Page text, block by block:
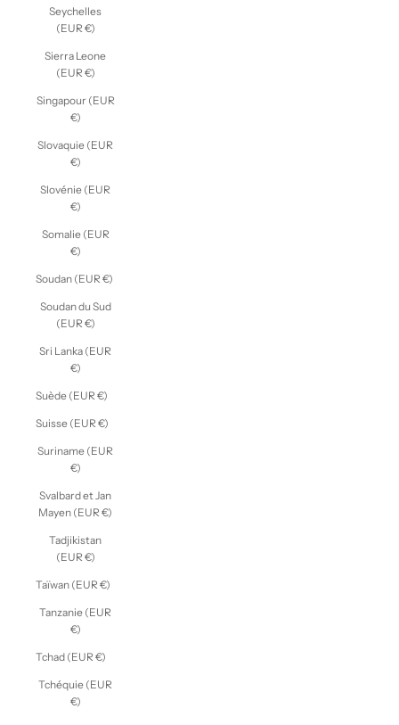
Seychelles
(EUR €)
Sierra Leone
(EUR €)
Singapour (EUR
€)
Slovaquie (EUR
€)
Slovénie (EUR
€)
Somalie (EUR
€)
Soudan (EUR €)
Soudan du Sud
(EUR €)
Sri Lanka (EUR
€)
Suède (EUR €)
Suisse (EUR €)
Suriname (EUR
€)
Svalbard et Jan
Mayen (EUR €)
Tadjikistan
(EUR €)
Taïwan (EUR €)
Tanzanie (EUR
€)
Tchad (EUR €)
Tchéquie (EUR
€)